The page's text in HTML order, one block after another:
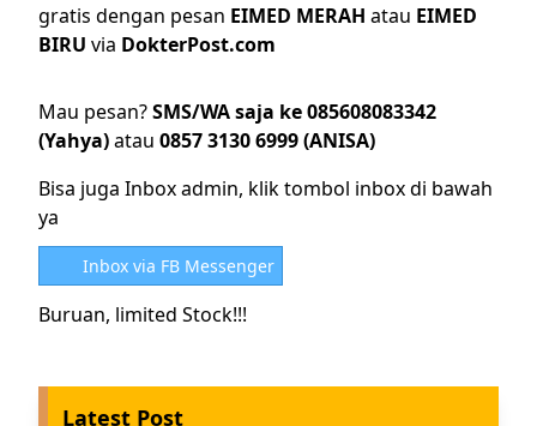
gratis dengan pesan EIMED MERAH atau EIMED
BIRU via DokterPost.com
Mau pesan?SMS/WA saja ke 085608083342
(Yahya)atau 0857 3130 6999 (ANISA)
Bisa juga Inbox admin, klik tombol inbox di bawah
ya
Inbox via FB Messenger
Buruan, limited Stock!!!
Latest Post